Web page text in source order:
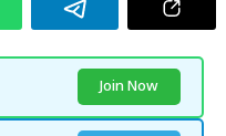
Join Now